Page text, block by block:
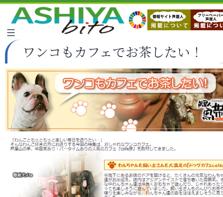
ワンコもカフェでお茶したい！